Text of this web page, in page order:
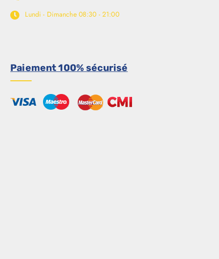
Lundi - Dimanche 08:30 - 21:00
Paiement 100% sécurisé